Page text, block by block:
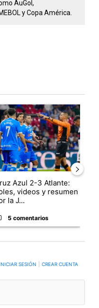
AuGol,
y Copa América.
un detalle clave
de tendencia con el
Azul 2-3 Atlante:
videos y resumen
la J...
5 comentarios
SE PUBLIQUEN NUEVOS
INICIAR SESIÓN CREAR CUENTA